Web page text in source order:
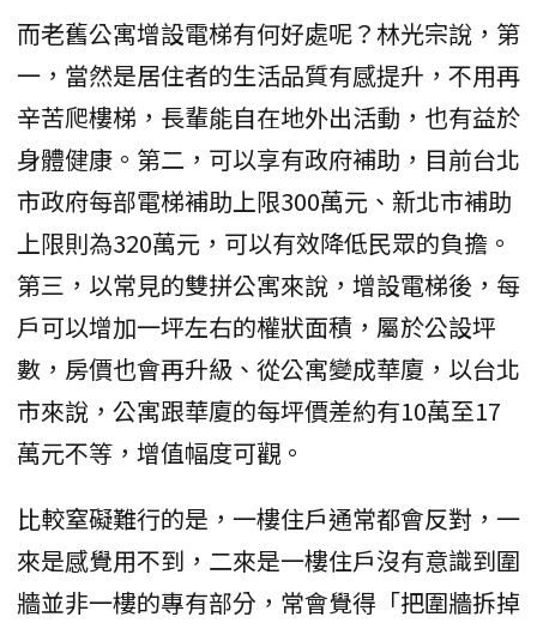
而老舊公寓增設電梯有何好處呢？林光宗說，第
一，當然是居住者的生活品質有感提升，不用再
辛苦爬樓梯，長輩能自在地外出活動，也有益於
身體健康。第二，可以享有政府補助，目前台北
市政府每部電梯補助上限300萬元、新北市補助
上限則為320萬元，可以有效降低民眾的負擔。
第三，以常見的雙拼公寓來說，增設電梯後，每
戶可以增加一坪左右的權狀面積，屬於公設坪
數，房價也會再升級、從公寓變成華廈，以台北
市來說，公寓跟華廈的每坪價差約有10萬至17
萬元不等，增值幅度可觀。
比較窒礙難行的是，一樓住戶通常都會反對，一
來是感覺用不到，二來是一樓住戶沒有意識到圍
牆並非一樓的專有部分，常會覺得「把圍牆拆掉